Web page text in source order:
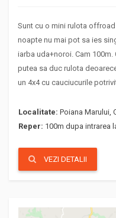
Sunt cu o mini rulota
noapte nu mai pot sa ies
iarba uda+noroi. Cam
putea sa duc rulota
un 4x4 cu cauciucurile
Localitate: Poiana Marului,
Reper: 100m dupa intrarea
VEZI DETALII